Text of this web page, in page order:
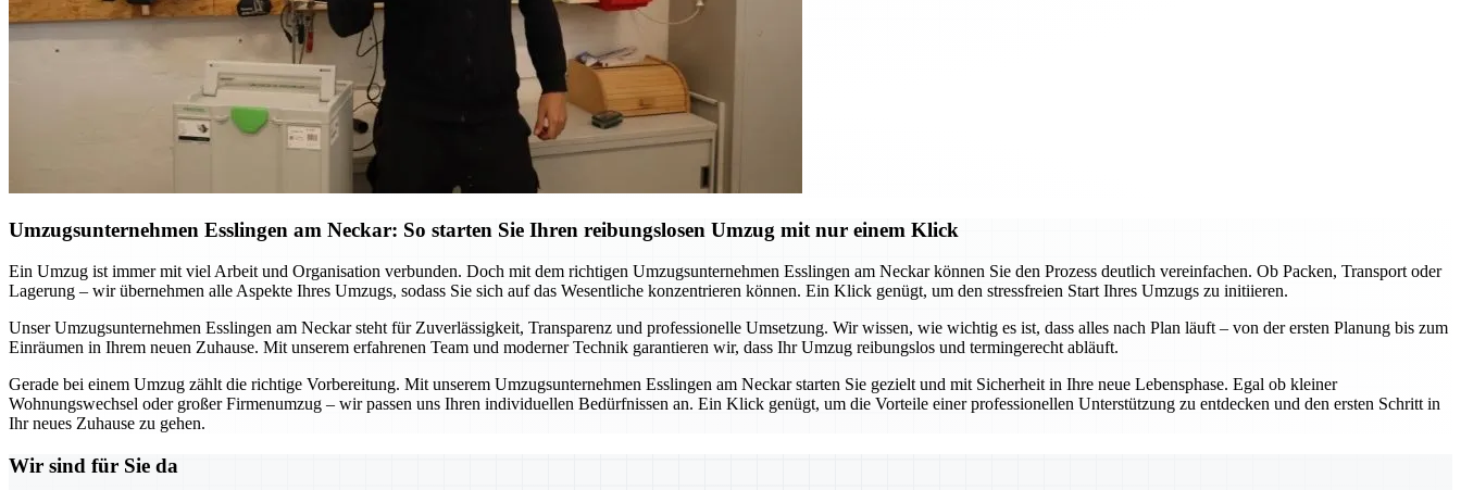
Umzugsunternehmen Esslingen am Neckar: So starten Sie Ihren reibungslosen Umzug mit nur einem Klick
Ein Umzug ist immer mit viel Arbeit und Organisation verbunden. Doch mit dem richtigen Umzugsunternehmen Esslingen am Neckar können Sie den Prozess deutlich vereinfachen. Ob Packen, Transport oder
Lagerung – wir übernehmen alle Aspekte Ihres Umzugs, sodass Sie sich auf das Wesentliche konzentrieren können. Ein Klick genügt, um den stressfreien Start Ihres Umzugs zu initiieren.
Unser Umzugsunternehmen Esslingen am Neckar steht für Zuverlässigkeit, Transparenz und professionelle Umsetzung. Wir wissen, wie wichtig es ist, dass alles nach Plan läuft – von der ersten Planung bis zum
Einräumen in Ihrem neuen Zuhause. Mit unserem erfahrenen Team und moderner Technik garantieren wir, dass Ihr Umzug reibungslos und termingerecht abläuft.
Gerade bei einem Umzug zählt die richtige Vorbereitung. Mit unserem Umzugsunternehmen Esslingen am Neckar starten Sie gezielt und mit Sicherheit in Ihre neue Lebensphase. Egal ob kleiner
Wohnungswechsel oder großer Firmenumzug – wir passen uns Ihren individuellen Bedürfnissen an. Ein Klick genügt, um die Vorteile einer professionellen Unterstützung zu entdecken und den ersten Schritt in
Ihr neues Zuhause zu gehen.
Wir sind für Sie da